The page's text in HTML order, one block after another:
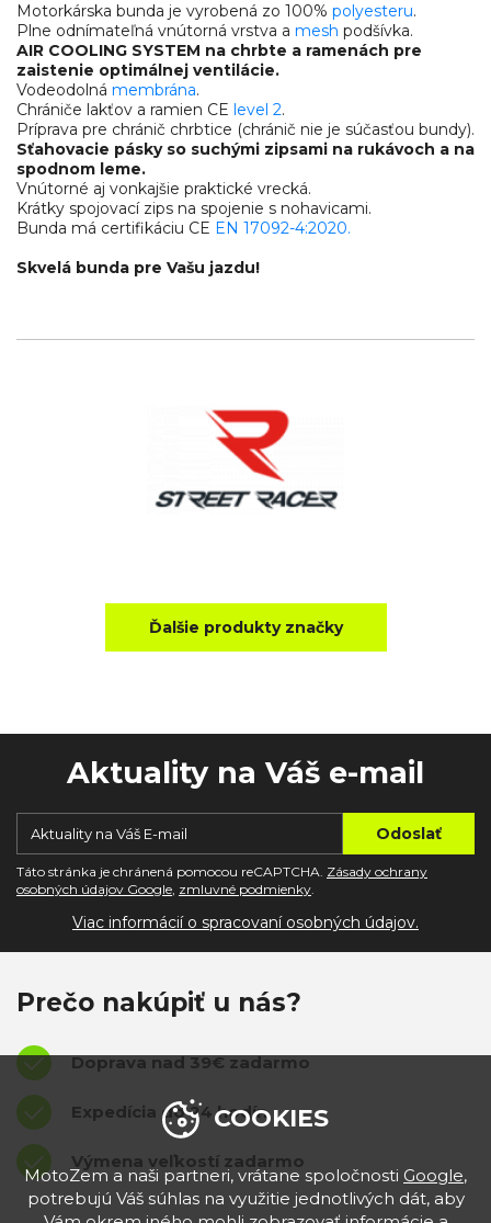
Motorkárska bunda je vyrobená zo 100% polyesteru.
Plne odnímateľná vnútorná vrstva a mesh podšívka.
AIR COOLING SYSTEM na chrbte a ramenách pre
zaistenie optimálnej ventilácie.
Vodeodolná membrána.
Chrániče lakťov a ramien CE level 2.
Príprava pre chránič chrbtice (chránič nie je súčasťou bundy).
Sťahovacie pásky so suchými zipsami na rukávoch a na
spodnom leme.
Vnútorné aj vonkajšie praktické vrecká.
Krátky spojovací zips na spojenie s nohavicami.
Bunda má certifikáciu CE EN 17092-4:2020.
Skvelá bunda pre Vašu jazdu!
Ďalšie produkty značky
Aktuality na Váš e-mail
Táto stránka je chránená pomocou reCAPTCHA. Zásady ochrany
osobných údajov Google, zmluvné podmienky.
Viac informácií o spracovaní osobných údajov.
Prečo nakúpiť u nás?
Doprava nad 39€ zadarmo
Expedícia do 24 hodín
Výmena veľkostí zadarmo
COOKIES
MotoZem a naši partneri, vrátane spoločnosti Google,
potrebujú Váš súhlas na využitie jednotlivých dát, aby